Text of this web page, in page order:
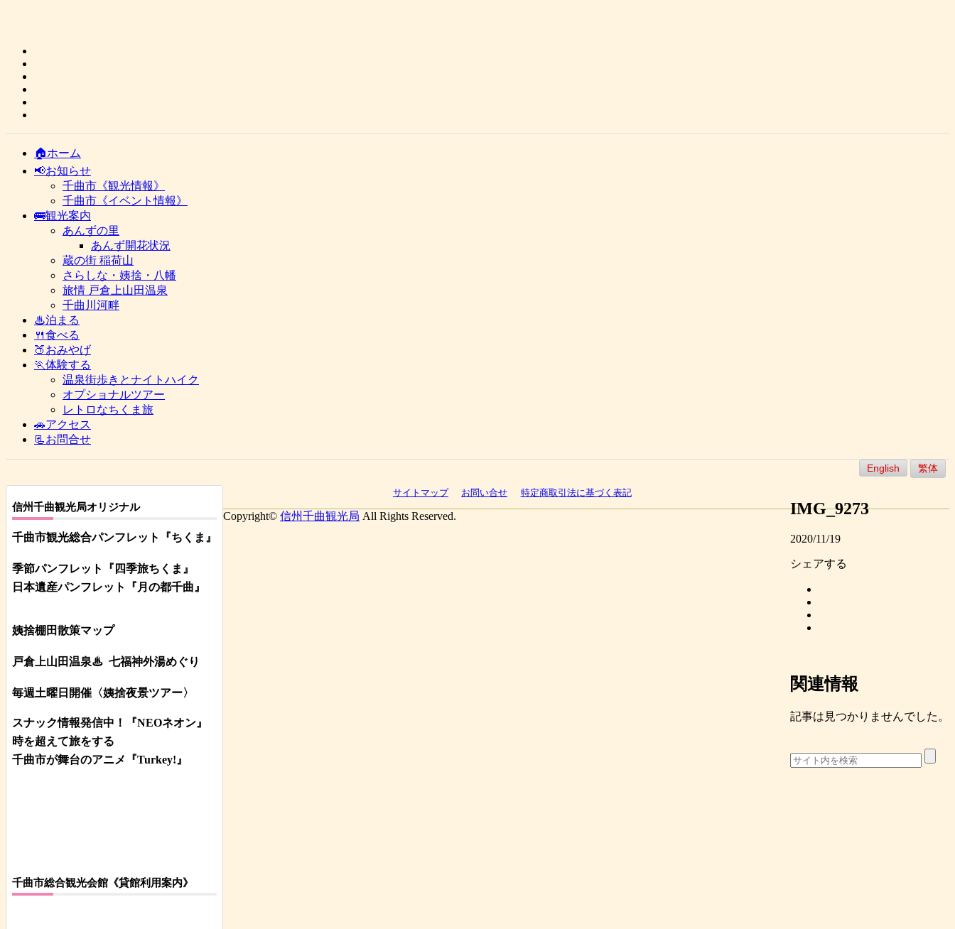
🏠ホーム
📢お知らせ
千曲市《観光情報》
千曲市《イベント情報》
🚌観光案内
あんずの里
あんず開花状況
蔵の街 稲荷山
さらしな・姨捨・八幡
旅情 戸倉上山田温泉
千曲川河畔
♨泊まる
🍴食べる
🍑おみやげ
🏃体験する
温泉街歩きとナイトハイク
オプショナルツアー
レトロなちくま旅
🚗アクセス
📃お問合せ
English 繁体
IMG_9273
2020/11/19
シェアする
関連情報
記事は見つかりませんでした。
信州千曲観光局オリジナル
千曲市観光総合パンフレット 『ちくま』
季節パンフレット『四季旅ちくま』
日本遺産パンフレット
『月の都千曲』
姨捨棚田散策マップ
戸倉上山田温泉♨ 七福神外湯めぐり
毎週土曜日開催〈姨捨夜景ツアー〉
スナック情報発信中！『NEOネオン』
時を超えて旅をする
千曲市が舞台のアニメ『Turkey!』
千曲市総合観光会館《貸館利用案内》
サイトマップ お問い合せ 特定商取引法に基づく表記
Copyright© 信州千曲観光局 All Rights Reserved.